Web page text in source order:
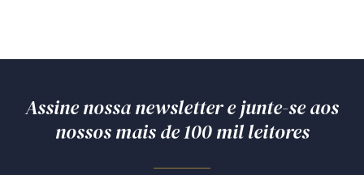
Assine nossa newsletter e junte-se aos
nossos mais de 100 mil leitores